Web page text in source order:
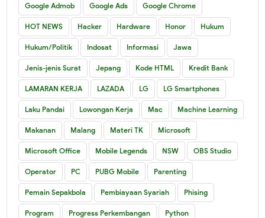
Google Admob Google Ads Google Chrome
HOT NEWS Hacker Hardware Honor Hukum
Hukum/Politik Indosat Informasi Jawa
Jenis-jenis Surat Jepang Kode HTML Kredit Bank
LAMARAN KERJA LAZADA LG LG Smartphones
Laku Pandai Lowongan Kerja Mac Machine Learning
Makanan Malang Materi TK Microsoft
Microsoft Office Mobile Legends NSW OBS Studio
Operator PC PUBG Mobile Parenting
Pemain Sepakbola Pembiayaan Syariah Phising
Program Progress Perkembangan Python